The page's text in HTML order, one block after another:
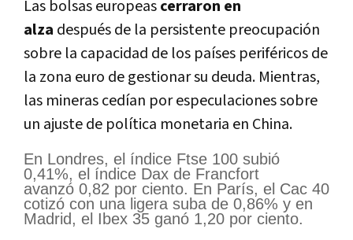
Las bolsas europeascerraron en
alza después de la persistente preocupación
sobre la capacidad de los países periféricos de
la zona euro de gestionar su deuda. Mientras,
las mineras cedían por especulaciones sobre
un ajuste de política monetaria en China.
En Londres, el índice Ftse 100 subió
0,41%, el índice Dax de Francfort
avanzó 0,82 por ciento. En París, el Cac 40
cotizó con una ligera suba de 0,86% y en
Madrid, el Ibex 35 ganó 1,20 por ciento.